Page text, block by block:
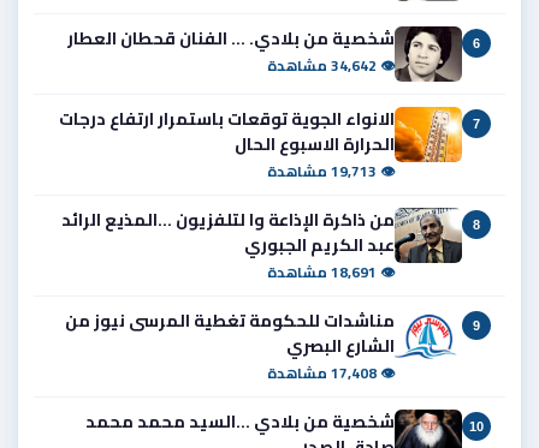
6 شخصية من بلادي. ... الفنان قحطان العطار
👁 34,642 مشاهدة
7
الانواء الجوية توقعات باستمرار ارتفاع درجات
الحرارة الاسبوع الحال
👁 19,713 مشاهدة
8
من ذاكرة الإذاعة وا لتلفزيون ...المذيع الرائد
عبد الكريم الجبوري
👁 18,691 مشاهدة
9
مناشدات للحكومة تغطية المرسى نيوز من
الشارع البصري
👁 17,408 مشاهدة
10
شخصية من بلادي ...السيد محمد محمد